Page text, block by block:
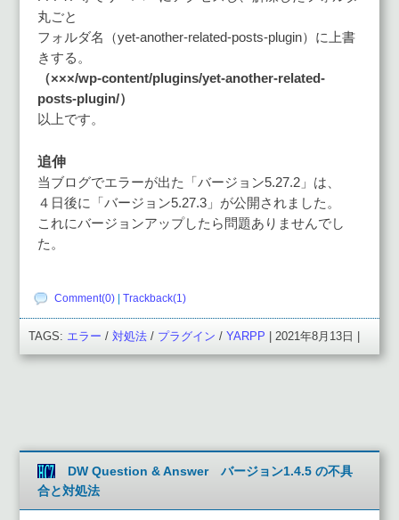
丸ごと
フォルダ名（yet-another-related-posts-plugin）に上書
きする。
（×××/wp-content/plugins/yet-another-related-
posts-plugin/）
以上です。
追伸
当ブログでエラーが出た「バージョン5.27.2」は、
４日後に「バージョン5.27.3」が公開されました。
これにバージョンアップしたら問題ありませんでし
た。
Comment(0) | Trackback(1)
TAGS: エラー / 対処法 / プラグイン / YARPP | 2021年8月13日 |
DW Question & Answer バージョン1.4.5 の不具
合と対処法